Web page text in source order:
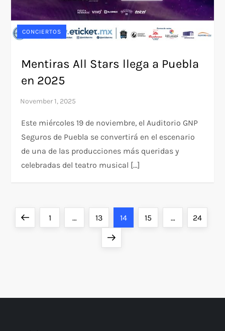
CONCIERTOS
Mentiras All Stars llega a Puebla
en 2025
Este miércoles 19 de noviembre, el Auditorio GNP
Seguros de Puebla se convertirá en el escenario
de una de las producciones más queridas y
celebradas del teatro musical […]
PreviousPage
1 … Page
13 Page
14 Page
15 … Page
24
Next